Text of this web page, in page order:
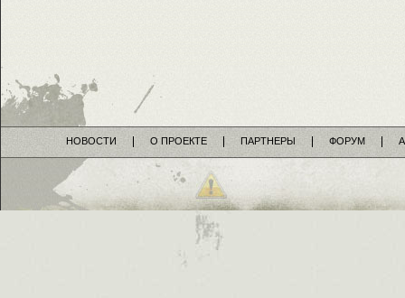
НОВОСТИ О ПРОЕКТЕ ПАРТНЕРЫ ФОРУМ